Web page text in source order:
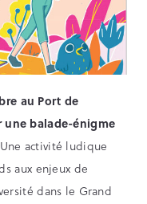
au Port de
une balade-énigme
Une activité ludique
aux enjeux de
dans le Grand